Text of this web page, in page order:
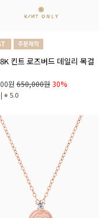
킨트 로즈버드 데일리 목걸
원 650,000원 30%
5.0